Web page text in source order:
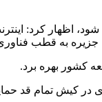
اظهار کرد:
به قطب
کشور بهره برد.
در کیش تمام قد